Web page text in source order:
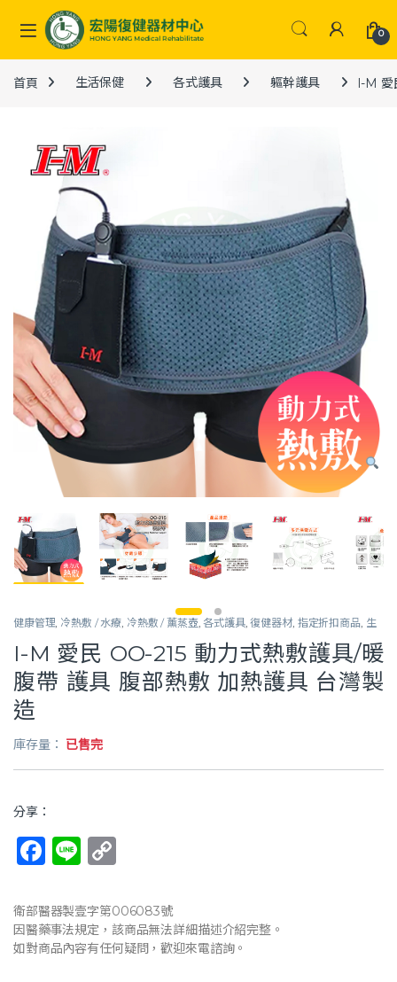
Skip to navigation
Skip to content
0
首頁 生活保健 各式護具 軀幹護具 I-M 愛
健康管理, 冷熱敷 / 水療, 冷熱敷 / 薰蒸壺,各式護具,復健器材, 指定折扣商品, 生
I-M 愛民 OO-215 動力式熱敷護具/暖
腹帶 護具 腹部熱敷 加熱護具 台灣製
造
庫存量： 已售完
分享：
F
c
e
b
Li
e p
y
Li
衛部醫器製壹字第006083號
因醫藥事法規定，該商品無法詳細描述介紹完整。
如對商品內容有任何疑問，歡迎來電諮詢。